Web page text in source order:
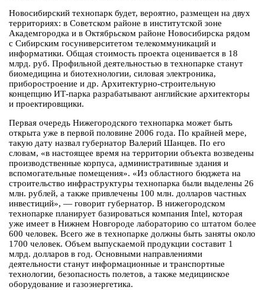
Новосибирский технопарк будет, вероятно, размещен на двух
территориях: в Советском районе в институтской зоне
Академгородка и в Октябрьском районе Новосибирска рядом
с Сибирским госуниверситетом телекоммуникаций и
информатики. Общая стоимость проекта оценивается в 18
млрд. руб. Профильной деятельностью в технопарке станут
биомедицина и биотехнологии, силовая электроника,
приборостроение и др. Архитектурно-строительную
концепцию ИТ-парка разрабатывают английские архитекторы
и проектировщики.
Первая очередь Нижегородского технопарка может быть
открыта уже в первой половине 2006 года. По крайней мере,
такую дату назвал губернатор Валерий Шанцев. По его
словам, «в настоящее время на территории объекта возведены
производственные корпуса, административные здания и
вспомогательные помещения». «Из областного бюджета на
строительство инфраструктуры технопарка были выделены 26
млн. рублей, а также привлечены 100 млн. долларов частных
инвестиций», — говорит губернатор. В нижегородском
технопарке планирует базироваться компания Intel, которая
уже имеет в Нижнем Новгороде лабораторию со штатом более
600 человек. Всего же в технопарке должны быть заняты около
1700 человек. Объем выпускаемой продукции составит 1
млрд. долларов в год. Основными направлениями
деятельности станут информационные и транспортные
технологии, безопасность полетов, а также медицинское
оборудование и газоэнергетика.